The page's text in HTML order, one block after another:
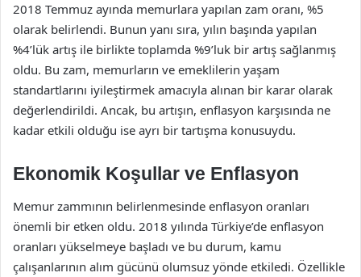
2018 Temmuz ayında memurlara yapılan zam oranı, %5
olarak belirlendi. Bunun yanı sıra, yılın başında yapılan
%4’lük artış ile birlikte toplamda %9’luk bir artış sağlanmış
oldu. Bu zam, memurların ve emeklilerin yaşam
standartlarını iyileştirmek amacıyla alınan bir karar olarak
değerlendirildi. Ancak, bu artışın, enflasyon karşısında ne
kadar etkili olduğu ise ayrı bir tartışma konusuydu.
Ekonomik Koşullar ve Enflasyon
Memur zammının belirlenmesinde enflasyon oranları
önemli bir etken oldu. 2018 yılında Türkiye’de enflasyon
oranları yükselmeye başladı ve bu durum, kamu
çalışanlarının alım gücünü olumsuz yönde etkiledi. Özellikle